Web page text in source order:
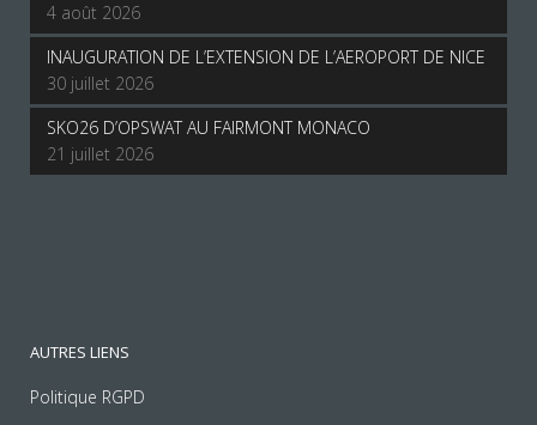
4 août 2026
INAUGURATION DE L’EXTENSION DE L’AEROPORT DE NICE
30 juillet 2026
SKO26 D’OPSWAT AU FAIRMONT MONACO
21 juillet 2026
AUTRES LIENS
Politique RGPD